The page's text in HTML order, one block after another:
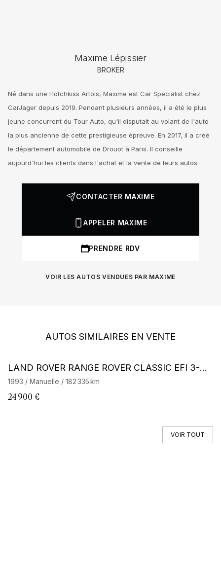
Maxime Lépissier
BROKER
Né dans une Hotchkiss Artois, Maxime est Car Specialist chez
CarJager depuis 2019. Pendant plusieurs années, il a été le plus
jeune concurrent du Tour Auto, qu'il disputait au volant de l'auto
la plus ancienne de cette prestigieuse épreuve. En 2017, il a créé
le département automobile de Drouot à Paris. Il conseille
aujourd'hui les clients dans l'achat et la vente de leurs autos.
CONTACTER MAXIME
APPELER MAXIME
PRENDRE RDV
VOIR LES AUTOS VENDUES PAR MAXIME
AUTOS SIMILAIRES EN VENTE
LAND ROVER RANGE ROVER CLASSIC EFI 3-D
OOR
1993 / Manuelle / 182 335 km
24 900 €
VOIR TOUT